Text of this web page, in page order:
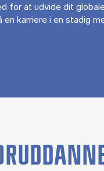
for at udvide dit
en karriere i en stadig